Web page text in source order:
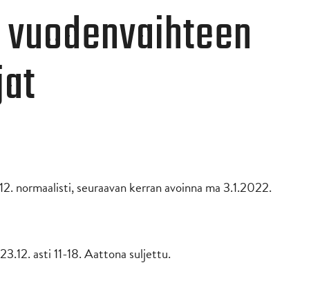
normaalisti, seuraavan kerran avoinna ma 3.1.2022.
asti 11-18. Aattona suljettu.